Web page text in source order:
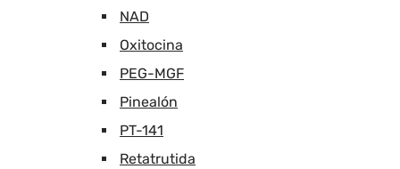
NAD
Oxitocina
PEG-MGF
Pinealón
PT-141
Retatrutida